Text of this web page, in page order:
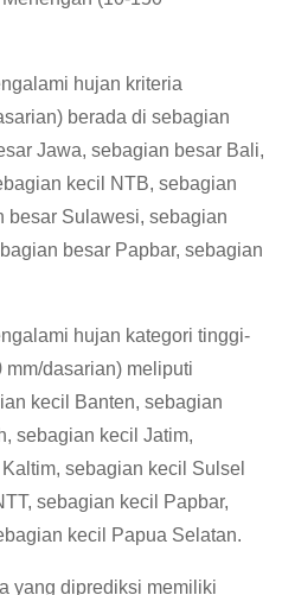
hujan kriteria
berada di sebagian
Jawa, sebagian besar Bali,
kecil NTB, sebagian
besar Sulawesi, sebagian
besar Papbar, sebagian
hujan kategori tinggi-
dasarian) meliputi
kecil Banten, sebagian
sebagian kecil Jatim,
sebagian kecil Sulsel
sebagian kecil Papbar,
kecil Papua Selatan.
yang diprediksi memiliki